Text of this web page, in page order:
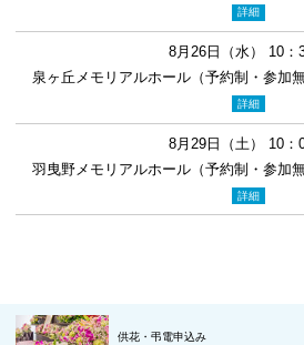
詳細
8月26日（水） 10：
泉ヶ丘メモリアルホール（予約制・参加
詳細
8月29日（土） 10：
羽曳野メモリアルホール（予約制・参加
詳細
供花・弔電申込み